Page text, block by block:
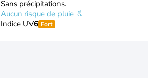
Sans précipitations.
Aucun risque de pluie
Indice UV6 Fort